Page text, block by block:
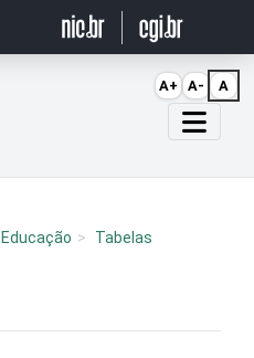
Educação
Tabelas
A+ A- A